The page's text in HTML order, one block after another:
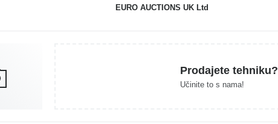
EURO AUCTIONS UK Ltd
Prodajete tehniku?
Učinite to s nama!